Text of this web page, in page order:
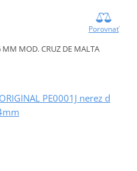
Porovnať
MM MOD. CRUZ DE MALTA
PE0001J nerez d